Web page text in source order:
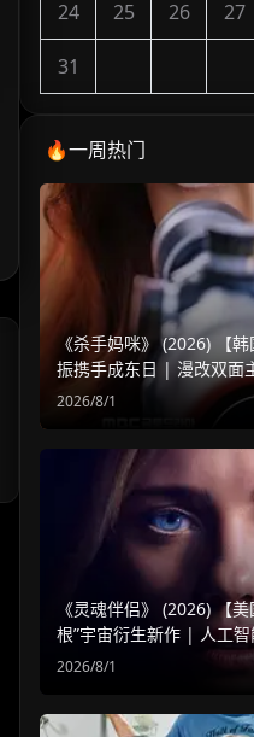
24 25 26 27
31
🔥一周热门
《杀手妈咪》 (2026) 【
振携手成东日 | 漫改双面
2026/8/1
《灵魂伴侣》 (2026) 【
根”宇宙衍生新作 | 人工
危机
2026/8/1